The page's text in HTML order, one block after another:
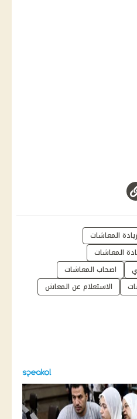
المعاشات
المعاشات
اصحاب المعاشات
الاستعلام عن المعاش